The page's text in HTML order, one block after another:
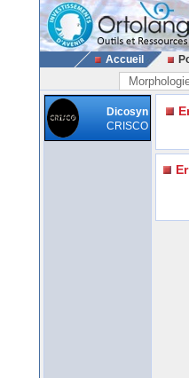
Accueil
Dicosyn
CRISCO